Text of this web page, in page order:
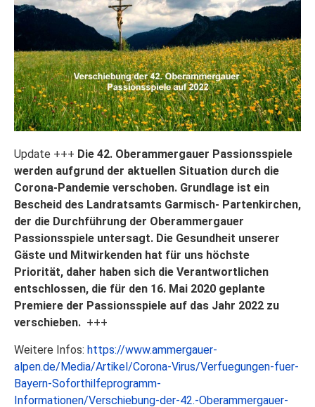
Update +++ Die 42. Oberammergauer Passionsspiele
werden aufgrund der aktuellen Situation durch die
Corona-Pandemie verschoben. Grundlage ist ein
Bescheid des Landratsamts Garmisch- Partenkirchen,
der die Durchführung der Oberammergauer
Passionsspiele untersagt. Die Gesundheit unserer
Gäste und Mitwirkenden hat für uns höchste
Priorität, daher haben sich die Verantwortlichen
entschlossen, die für den 16. Mai 2020 geplante
Premiere der Passionsspiele auf das Jahr 2022 zu
verschieben. +++
Weitere Infos: https://www.ammergauer-
alpen.de/Media/Artikel/Corona-Virus/Verfuegungen-fuer-
Bayern-Soforthilfeprogramm-
Informationen/Verschiebung-der-42.-Oberammergauer-